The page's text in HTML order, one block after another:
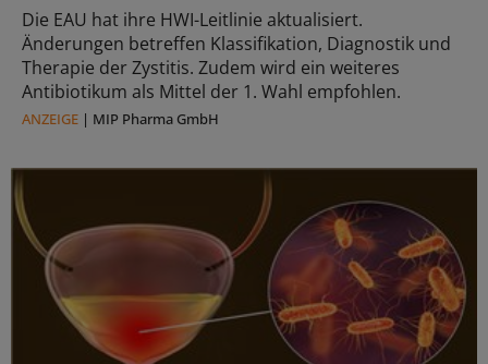
Die EAU hat ihre HWI-Leitlinie aktualisiert.
Änderungen betreffen Klassifikation, Diagnostik und
Therapie der Zystitis. Zudem wird ein weiteres
Antibiotikum als Mittel der 1. Wahl empfohlen.
ANZEIGE | MIP Pharma GmbH